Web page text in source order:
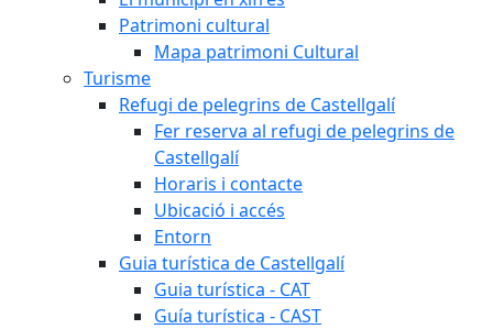
Patrimoni cultural
Mapa patrimoni Cultural
Turisme
Refugi de pelegrins de Castellgalí
Fer reserva al refugi de pelegrins de
Castellgalí
Horaris i contacte
Ubicació i accés
Entorn
Guia turística de Castellgalí
Guia turística - CAT
Guía turística - CAST